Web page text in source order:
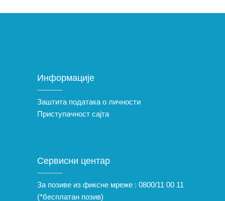
Информације
Заштита података о личности
Приступачност сајта
Сервисни центар
За позиве из фиксне мреже : 0800/11 00 11
(*бесплатан позив)